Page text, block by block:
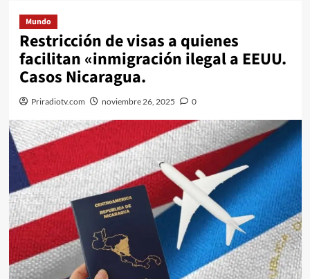
Mundo
Restricción de visas a quienes
facilitan «inmigración ilegal a EEUU.
Casos Nicaragua.
Priradiotv.com noviembre 26, 2025 0